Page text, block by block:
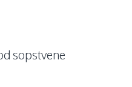
sopstvene